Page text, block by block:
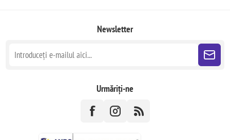
Newsletter
Urmăriți-ne